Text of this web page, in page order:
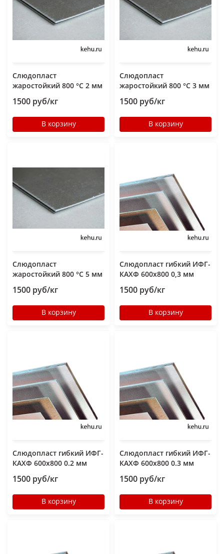
Слюдопласт
жаростойкий 800 °C 2 мм
1500 руб/кг
В корзину
Слюдопласт
жаростойкий 800 °C 3 мм
1500 руб/кг
В корзину
Слюдопласт
жаростойкий 800 °C 5 мм
1500 руб/кг
В корзину
Слюдопласт гибкий ИФГ-
КАХФ 600x800 0,3 мм
1500 руб/кг
В корзину
Слюдопласт гибкий ИФГ-
КАХФ 600x800 0.2 мм
1500 руб/кг
В корзину
Слюдопласт гибкий ИФГ-
КАХФ 600x800 0.3 мм
1500 руб/кг
В корзину